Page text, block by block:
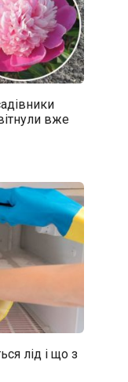
вже
лід і що з